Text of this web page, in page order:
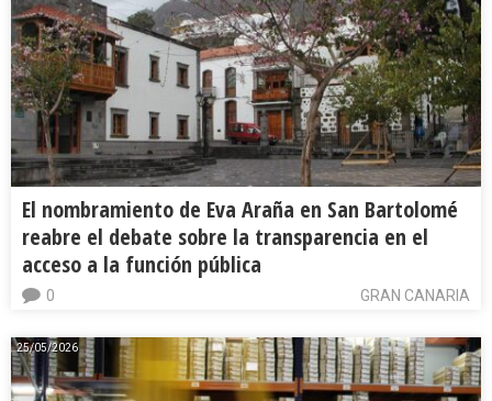
El nombramiento de Eva Araña en San Bartolomé
reabre el debate sobre la transparencia en el
acceso a la función pública
GRAN CANARIA
0
25/05/2026